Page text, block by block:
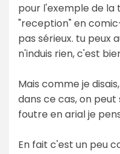
pour l'exemple de
"reception" en
pas sérieux. tu peux
n'induis rien, c'est
Mais comme je
dans ce cas, on
foutre en arial je
En fait c'est un peu